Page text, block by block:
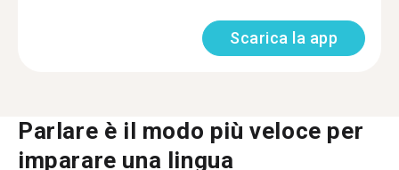
Scarica la app
Parlare è il modo più veloce per
imparare una lingua